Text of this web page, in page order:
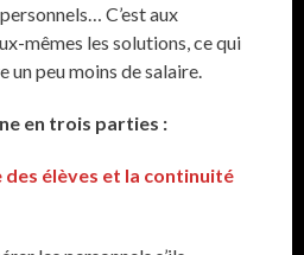
C’est aux
mêmes les solutions, ce qui
peu moins de salaire.
en trois parties :
des élèves et la continuité